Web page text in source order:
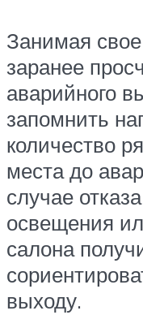
Занимая
заранее
аварийного
запомнить
количество
места до
случае
освещения
салона
выходу.